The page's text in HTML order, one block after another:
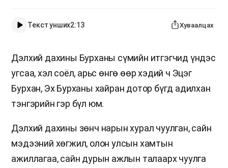
Текст унших2:13 Хуваалцах
Дэлхий дахины Бурханы сүмийн итгэгчид үндэс
угсаа, хэл соёл, арьс өнгө өөр хэдий ч Эцэг
Бурхан, Эх Бурханы хайран дотор бүгд адилхан
тэнгэрийн гэр бүл юм.
Дэлхий дахины зөнч нарын хурал чуулган, сайн
мэдээний хөгжил, олон улсын хамтын
ажиллагаа, сайн дурын ажлын талаарх чуулга